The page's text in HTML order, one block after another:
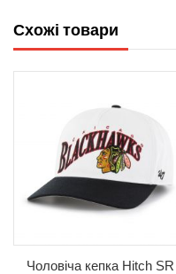
Схожі товари
Чоловіча кепка Hitch SR